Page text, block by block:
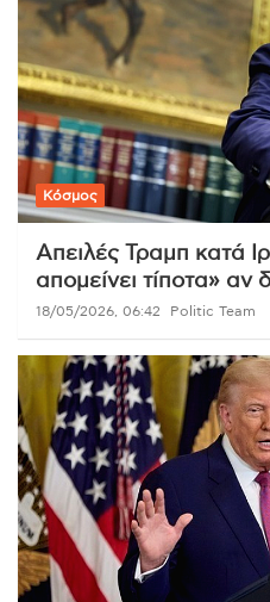
Κόσμος
Απειλές Τραμπ κατά
απομείνει τίποτα»
18/05/2026, 06:42 Politic Team